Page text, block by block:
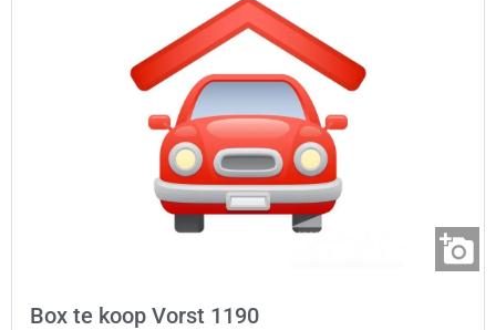
Box te koop Vorst 1190